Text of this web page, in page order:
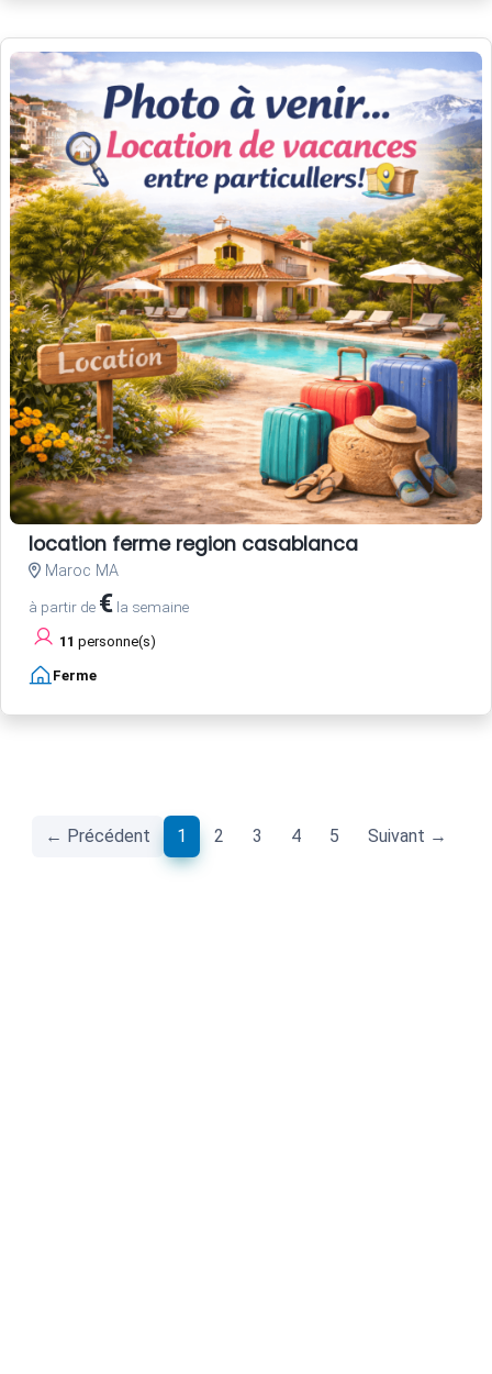
location ferme region casablanca
Maroc MA
à partir de € la semaine
11 personne(s)
Ferme
← Précédent 1 (current)
2 3 4 5 Suivant →